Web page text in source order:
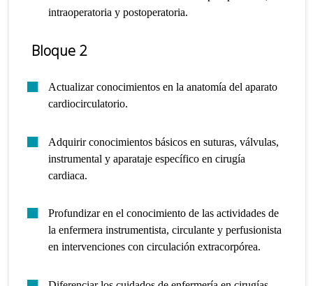
intraoperatoria y postoperatoria.
Bloque 2
Actualizar conocimientos en la anatomía del aparato
cardiocirculatorio.
Adquirir conocimientos básicos en suturas, válvulas,
instrumental y aparataje específico en cirugía
cardiaca.
Profundizar en el conocimiento de las actividades de
la enfermera instrumentista, circulante y perfusionista
en intervenciones con circulación extracorpórea.